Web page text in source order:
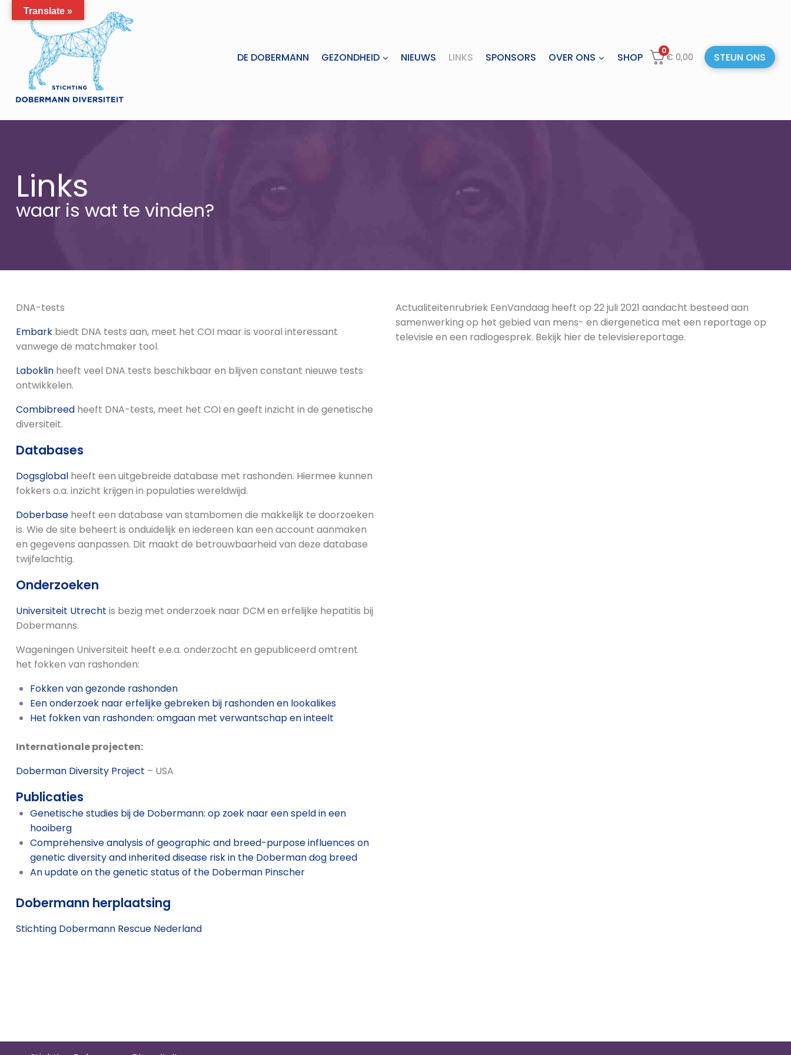
DE DOBERMANN GEZONDHEID NIEUWS LINKS SPONSORS OVER ONS SHOP 0
€ 0,00 STEUN ONS
Links
waar is wat te vinden?
DNA-tests
Embark biedt DNA tests aan, meet het COI maar is vooral interessant
vanwege de matchmaker tool.
Laboklin heeft veel DNA tests beschikbaar en blijven constant nieuwe tests
ontwikkelen.
Combibreed heeft DNA-tests, meet het COI en geeft inzicht in de genetische
diversiteit.
Databases
Dogsglobal heeft een uitgebreide database met rashonden. Hiermee kunnen
fokkers o.a. inzicht krijgen in populaties wereldwijd.
Doberbase heeft een database van stambomen die makkelijk te doorzoeken
is. Wie de site beheert is onduidelijk en iedereen kan een account aanmaken
en gegevens aanpassen. Dit maakt de betrouwbaarheid van deze database
twijfelachtig.
Onderzoeken
Universiteit Utrecht is bezig met onderzoek naar DCM en erfelijke hepatitis bij
Dobermanns.
Wageningen Universiteit heeft e.e.a. onderzocht en gepubliceerd omtrent
het fokken van rashonden:
Fokken van gezonde rashonden
Een onderzoek naar erfelijke gebreken bij rashonden en lookalikes
Het fokken van rashonden: omgaan met verwantschap en inteelt
Internationale projecten:
Doberman Diversity Project – USA
Publicaties
Genetische studies bij de Dobermann: op zoek naar een speld in een
hooiberg
Comprehensive analysis of geographic and breed-purpose influences on
genetic diversity and inherited disease risk in the Doberman dog breed
An update on the genetic status of the Doberman Pinscher
Dobermann herplaatsing
Stichting Dobermann Rescue Nederland
Actualiteitenrubriek EenVandaag heeft op 22 juli 2021 aandacht besteed aan
samenwerking op het gebied van mens- en diergenetica met een reportage op
televisie en een radiogesprek. Bekijk hier de televisiereportage.
Translate »